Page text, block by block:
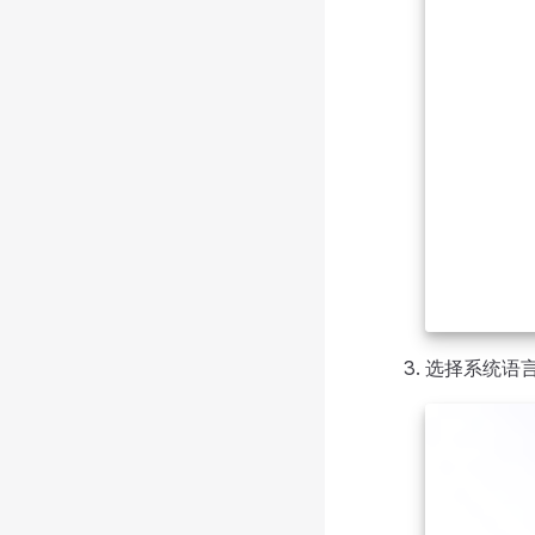
选择系统语